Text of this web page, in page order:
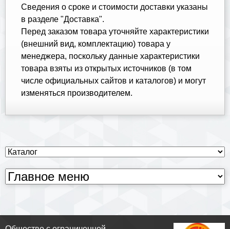
Cведения о сроке и стоимости доставки указаны
в разделе "Доставка".
Перед заказом товара уточняйте характеристики
(внешний вид, комплектацию) товара у
менеджера, поскольку данные характеристики
товара взяты из открытых источников (в том
числе официальных сайтов и каталогов) и могут
изменяться производителем.